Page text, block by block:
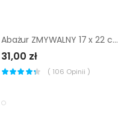
Abażur ZMYWALNY 17 x 22 cm tkanina biały E27
31,00 zł
( 106 Opinii )